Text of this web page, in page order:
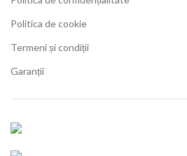
Politica de cookie
Termeni și condiții
Garanții